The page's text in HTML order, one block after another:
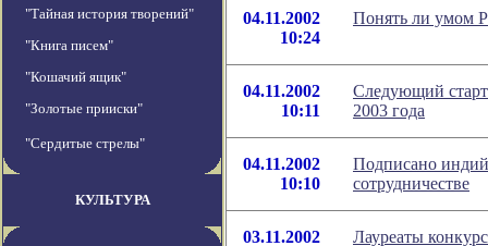
"Тайная история творений"
"Книга писем"
"Кошачий ящик"
"Золотые прииски"
"Сердитые стрелы"
КУЛЬТУРА
04.11.2002
10:24
Понять ли умом
04.11.2002
10:11
Следующий
2003 года
04.11.2002
10:10
Подписано
сотрудничестве
03.11.2002
Лауреаты